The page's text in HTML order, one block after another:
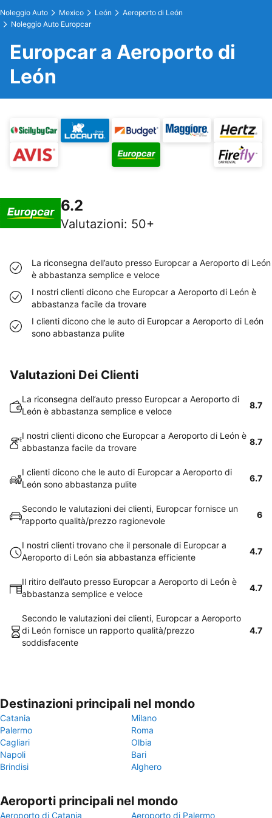
Noleggio Auto Mexico León
Aeroporto di León
Noleggio Auto Europcar
Europcar a Aeroporto di
León
6.2
Valutazioni: 50+
La riconsegna dell’auto presso Europcar a Aeroporto di León
è abbastanza semplice e veloce
I nostri clienti dicono che Europcar a Aeroporto di León è
abbastanza facile da trovare
I clienti dicono che le auto di Europcar a Aeroporto di León
sono abbastanza pulite
Valutazioni Dei Clienti
La riconsegna dell’auto presso Europcar a Aeroporto di
León è abbastanza semplice e veloce
8.7
I nostri clienti dicono che Europcar a Aeroporto di León è
abbastanza facile da trovare
8.7
I clienti dicono che le auto di Europcar a Aeroporto di
León sono abbastanza pulite
6.7
Secondo le valutazioni dei clienti, Europcar fornisce un
rapporto qualità/prezzo ragionevole
6
I nostri clienti trovano che il personale di Europcar a
Aeroporto di León sia abbastanza efficiente
4.7
Il ritiro dell’auto presso Europcar a Aeroporto di León è
abbastanza semplice e veloce
4.7
Secondo le valutazioni dei clienti, Europcar a Aeroporto
di León fornisce un rapporto qualità/prezzo
soddisfacente
4.7
Destinazioni principali nel mondo
Catania
Milano
Palermo
Roma
Cagliari
Olbia
Napoli
Bari
Brindisi
Alghero
Aeroporti principali nel mondo
Aeroporto di Catania Aeroporto di Palermo